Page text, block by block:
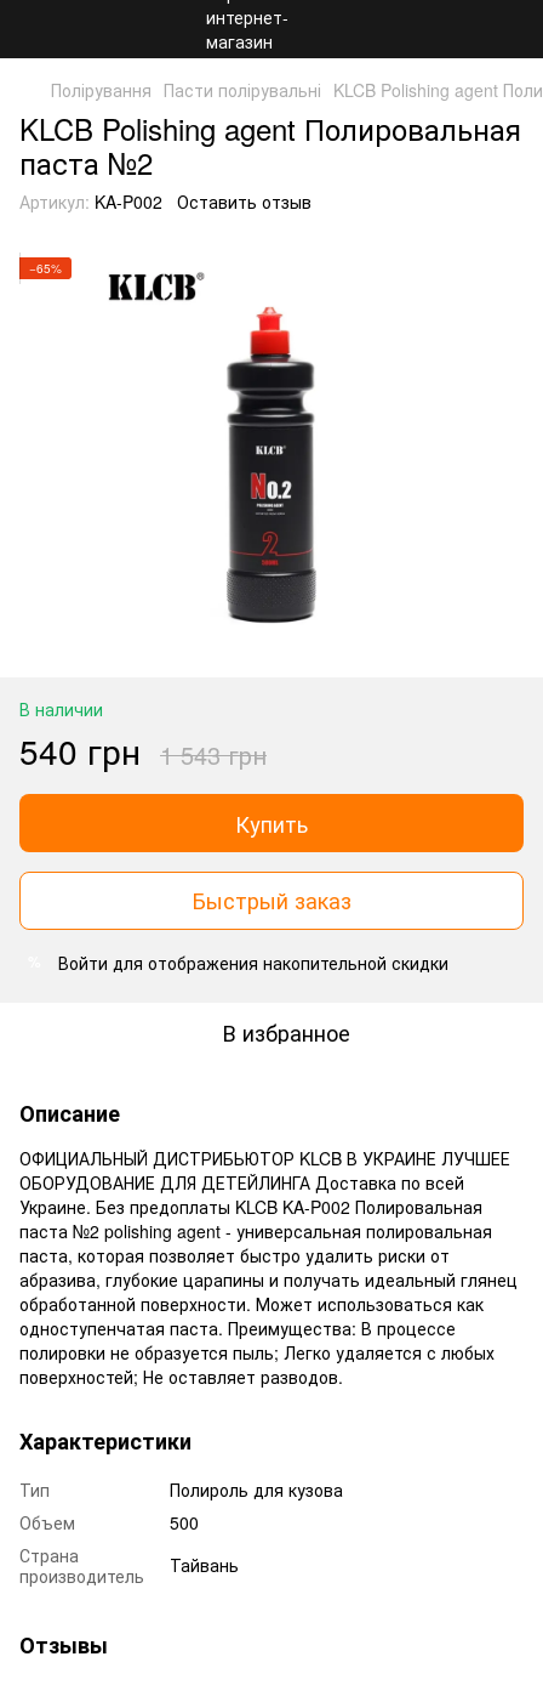
Полірування Пасти полірувальні KLCB Polishing agent
KLCB Polishing agent Полировальная
паста №2
Артикул: KA-P002 Оставить отзыв
−65%
В наличии
540 грн 1 543 грн
Купить
Быстрый заказ
Войти для отображения накопительной скидки
В избранное
Описание
ОФИЦИАЛЬНЫЙ ДИСТРИБЬЮТОР KLCB В УКРАИНЕ ЛУЧШЕЕ
ОБОРУДОВАНИЕ ДЛЯ ДЕТЕЙЛИНГА Доставка по всей
Украине. Без предоплаты KLCB KA-P002 Полировальная
паста №2 polishing agent - универсальная полировальная
паста, которая позволяет быстро удалить риски от
абразива, глубокие царапины и получать идеальный глянец
обработанной поверхности. Может использоваться как
одноступенчатая паста. Преимущества: В процессе
полировки не образуется пыль; Легко удаляется с любых
поверхностей; Не оставляет разводов.
Характеристики
Тип
Полироль для кузова
Объем
500
Страна
производитель
Тайвань
Отзывы